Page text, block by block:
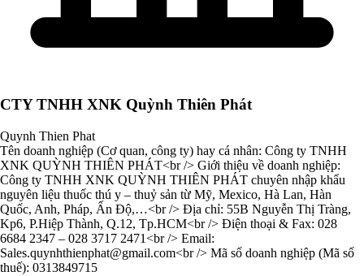
CTY TNHH XNK Quỳnh Thiên Phát
Quynh Thien Phat
Tên doanh nghiệp (Cơ quan, công ty) hay cá nhân: Công ty TNHH
XNK QUỲNH THIÊN PHÁT<br /> Giới thiệu về doanh nghiệp:
Công ty TNHH XNK QUỲNH THIÊN PHÁT chuyên nhập khẩu
nguyên liệu thuốc thú y – thuỷ sản từ Mỹ, Mexico, Hà Lan, Hàn
Quốc, Anh, Pháp, Ấn Độ,…<br /> Địa chỉ: 55B Nguyễn Thị Tràng,
Kp6, P.Hiệp Thành, Q.12, Tp.HCM<br /> Điện thoại & Fax: 028
6684 2347 – 028 3717 2471<br /> Email:
Sales.quynhthienphat@gmail.com<br /> Mã số doanh nghiệp (Mã số
thuế): 0313849715